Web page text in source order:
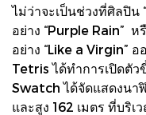
ไม่ว่าจะเป็นช่วงที่ศิลปิน
อย่าง “Purple Rain”
อย่าง “Like a Virgin”
Tetris ได้ทำการเปิดตั
Swatch ได้จัดแสดงนา
และสูง 162 เมตร ที่บริ